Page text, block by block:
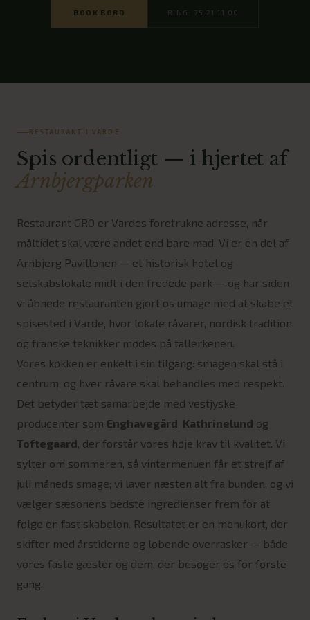
BOOK BORD RING: 75 21 11 00
RESTAURANT I VARDE
Spis ordentligt — i hjertet af
Arnbjergparken
Restaurant GRO er Vardes foretrukne adresse, når
måltidet skal være andet end bare mad. Vi er en del af
Arnbjerg Pavillonen — et historisk hotel og
selskabslokale midt i den fredede park — og har siden
vi åbnede restauranten gjort os umage med at skabe et
spisested i Varde, hvor lokale råvarer, nordisk tradition
og franske teknikker mødes på tallerkenen.
Vores køkken er enkelt i sin tilgang: smagen skal stå i
centrum, og hver råvare skal behandles med respekt.
Det betyder tæt samarbejde med vestjyske
producenter som Enghavegård, Kathrinelund og
Toftegaard, der forstår vores høje krav til kvalitet. Vi
sylter om sommeren, så vintermenuen får et strejf af
juli måneds smage; vi laver næsten alt fra bunden; og vi
vælger sæsonens bedste ingredienser frem for at
følge en fast skabelon. Resultatet er en menukort, der
skifter med årstiderne og løbende overrasker — både
vores faste gæster og dem, der besøger os for første
gang.